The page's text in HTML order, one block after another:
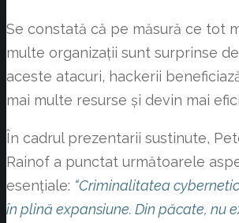
Se constată că pe măsură ce tot
multe organizații sunt surprinse de
aceste atacuri, hackerii
mai multe resurse și devin mai
În cadrul prezentarii sustinute,
Rainof a punctat următoarele
esențiale: “Criminalitatea
în plină expansiune. Din păcate, nu